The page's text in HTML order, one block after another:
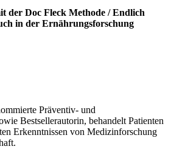
der Doc Fleck Methode / Endlich
in der Ernährungsforschung
Präventiv- und
Bestsellerautorin, behandelt Patienten
Erkenntnissen von Medizinforschung